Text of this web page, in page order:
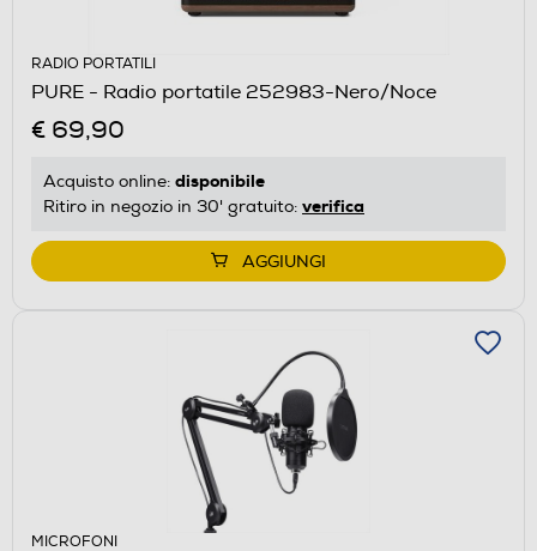
RADIO PORTATILI
PURE - Radio portatile 252983-Nero/Noce
€ 69,90
Acquisto online: disponibile
Ritiro in negozio in 30' gratuito: verifica
AGGIUNGI
MICROFONI